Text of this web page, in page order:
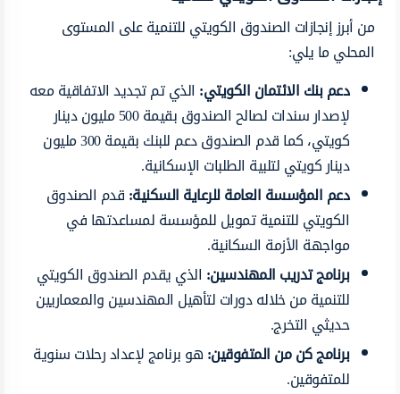
من أبرز إنجازات الصندوق الكويتي للتنمية على المستوى
المحلي ما يلي:
دعم بنك الائتمان الكويتي: الذي تم تجديد الاتفاقية معه
لإصدار سندات لصالح الصندوق بقيمة 500 مليون دينار
كويتي، كما قدم الصندوق دعم للبنك بقيمة 300 مليون
دينار كويتي لتلبية الطلبات الإسكانية.
دعم المؤسسة العامة للرعاية السكنية:قدم الصندوق
الكويتي للتنمية تمويل للمؤسسة لمساعدتها في
مواجهة الأزمة السكانية.
برنامج تدريب المهندسين: الذي يقدم الصندوق الكويتي
للتنمية من خلاله دورات لتأهيل المهندسين والمعماريين
حديثي التخرج.
برنامج كن من المتفوقين:هو برنامج لإعداد رحلات سنوية
للمتفوقين.